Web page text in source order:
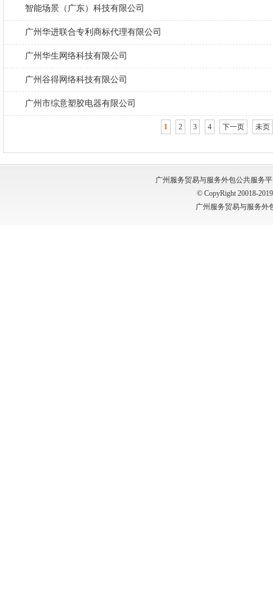
智能场景（广东）科技有限公司
广州华进联合专利商标代理有限公司
广州华生网络科技有限公司
广州谷得网络科技有限公司
广州市综意塑胶电器有限公司
1 2 3 4 下一页 未页
广州服务贸易与服务外包公共服务平
© CopyRight 20018-
广州服务贸易与服务外